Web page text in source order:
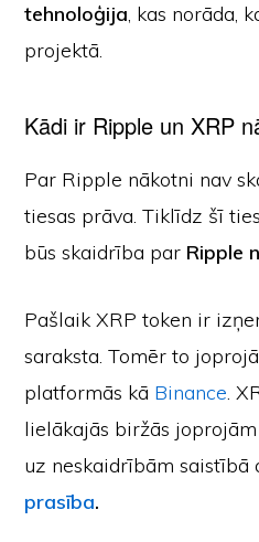
tehnoloģija, kas norāda,
projektā.
Kādi ir Ripple un XRP
Par Ripple nākotni nav
tiesas prāva. Tiklīdz šī
būs skaidrība par Ripple
Pašlaik XRP token ir
saraksta. Tomēr to
platformās kā Binance.
lielākajās biržās
uz neskaidrībām saistībā
prasība.